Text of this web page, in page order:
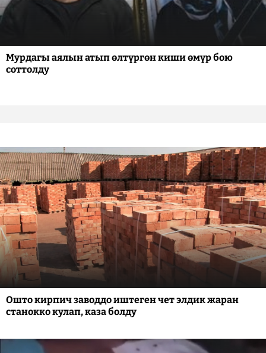
Мурдагы аялын атып өлтүргөн киши өмүр бою
соттолду
Ошто кирпич заводдо иштеген чет элдик жаран
станокко кулап, каза болду